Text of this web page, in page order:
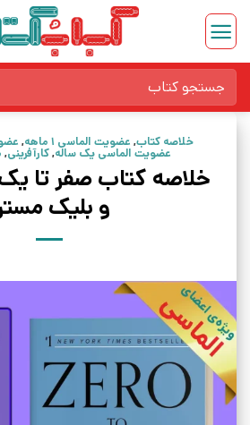
Skip
content
برای:
خلاصه کتاب, عضویت الماسی 1 ماهه ,
عضویت الماسی یک ساله,کارآفرینی,
خلاصه کتاب صفر تا یک
و بلیک